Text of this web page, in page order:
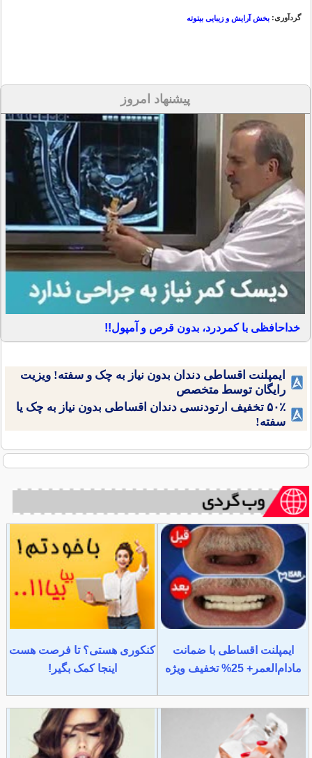
گردآوری: بخش آرایش و زیبایی بیتوته
پیشنهاد امروز
خداحافظی با کمردرد، بدون قرص و آمپول!!
ایمپلنت اقساطی دندان بدون نیاز به چک و سفته! ویزیت
رایگان توسط متخصص
۵۰٪ تخفیف ارتودنسی دندان اقساطی بدون نیاز به چک یا
سفته!
ایمپلنت اقساطی با ضمانت
مادام‌العمر+ 25% تخفیف ویژه
کنکوری هستی؟ تا فرصت هست
اینجا کمک بگیر!